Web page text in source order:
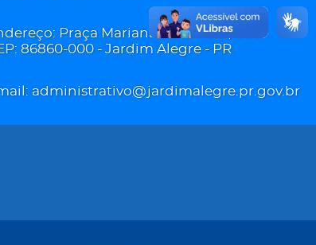
Praça Mariana Leite Félix, 800
86860-000 - Jardim Alegre - PR
administrativo@jardimalegre.pr.gov.br